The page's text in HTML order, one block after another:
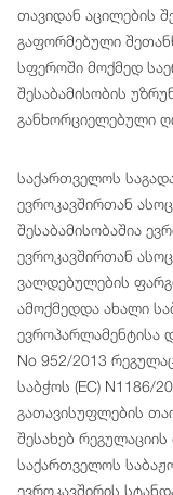
თავიდან აცილების
გაფორმებული
სფეროში მოქმედ
შესაბამისობის
განხორციელებული
საქართველოს
ევროკავშირთან
შესაბამისობაშია
ევროკავშირთან
ვალდებულების
ამოქმედდა ახალი
ევროპარლამენტისა
No 952/2013
საბჭოს (EC) N1186/
გათავისუფლების
შესახებ
საქართველოს
ევროკავშირის